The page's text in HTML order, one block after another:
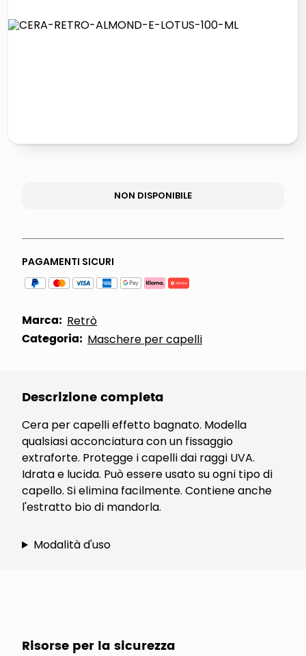
NON DISPONIBILE
PAGAMENTI SICURI
Marca: Retrò
Categoria: Maschere per capelli
Descrizione completa
Cera per capelli effetto bagnato. Modella
qualsiasi acconciatura con un fissaggio
extraforte. Protegge i capelli dai raggi UVA.
Idrata e lucida. Può essere usato su ogni tipo di
capello. Si elimina facilmente. Contiene anche
l'estratto bio di mandorla.
Modalità d'uso
Risorse per la sicurezza